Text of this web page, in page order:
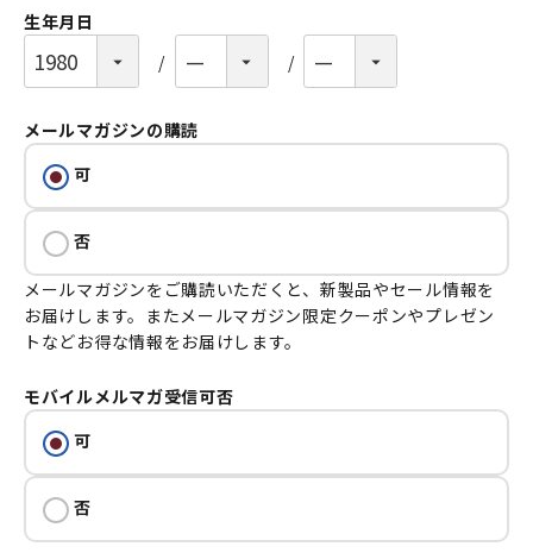
生年月日
メールマガジンの購読
可
否
メールマガジンをご購読いただくと、新製品やセール情報を
お届けします。またメールマガジン限定クーポンやプレゼン
トなどお得な情報をお届けします。
モバイルメルマガ受信可否
可
否